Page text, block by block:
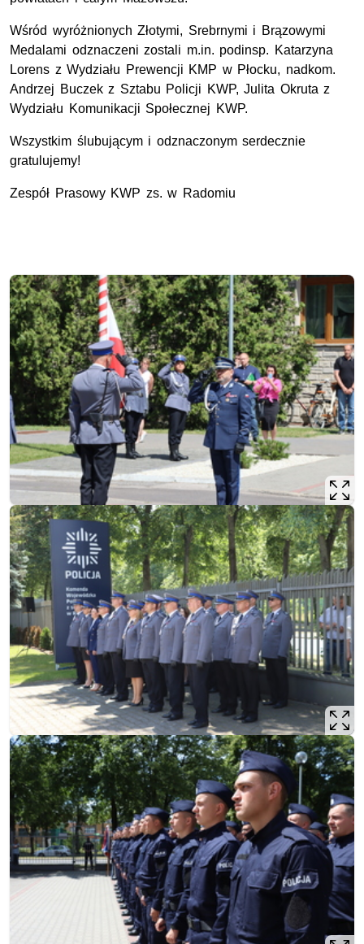
Wśród wyróżnionych Złotymi, Srebrnymi i Brązowymi
Medalami odznaczeni zostali m.in. podinsp. Katarzyna
Lorens z Wydziału Prewencji KMP w Płocku, nadkom.
Andrzej Buczek z Sztabu Policji KWP, Julita Okruta z
Wydziału Komunikacji Społecznej KWP.
Wszystkim ślubującym i odznaczonym serdecznie
gratulujemy!
Zespół Prasowy KWP zs. w Radomiu